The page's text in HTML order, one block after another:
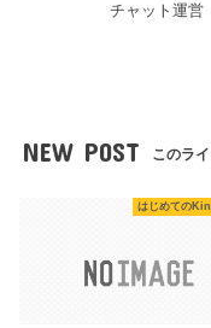
チャット運営
NEW POST このラ
はじめての